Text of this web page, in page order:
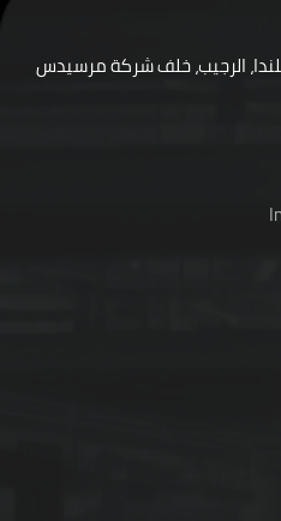
الرجيب، خلف شركة مرسيدس